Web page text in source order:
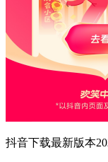
抖音下载最新版本